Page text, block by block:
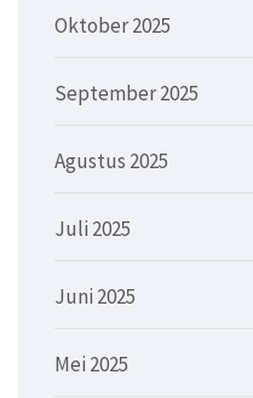
Oktober 2025
September 2025
Agustus 2025
Juli 2025
Juni 2025
Mei 2025